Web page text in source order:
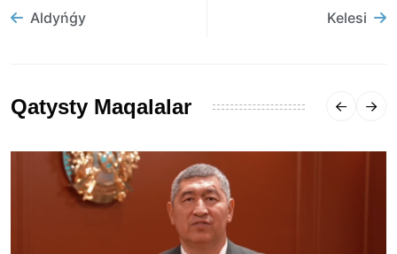
Aldyńǵy Kelesi
Qatysty Maqalalar